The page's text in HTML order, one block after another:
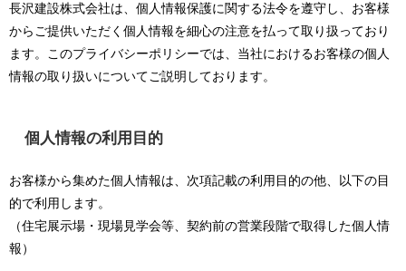
長沢建設株式会社は、個人情報保護に関する法令を遵守し、お客様
からご提供いただく個人情報を細心の注意を払って取り扱っており
ます。このプライバシーポリシーでは、当社におけるお客様の個人
情報の取り扱いについてご説明しております。
個人情報の利用目的
お客様から集めた個人情報は、次項記載の利用目的の他、以下の目
的で利用します。
（住宅展示場・現場見学会等、契約前の営業段階で取得した個人情
報）